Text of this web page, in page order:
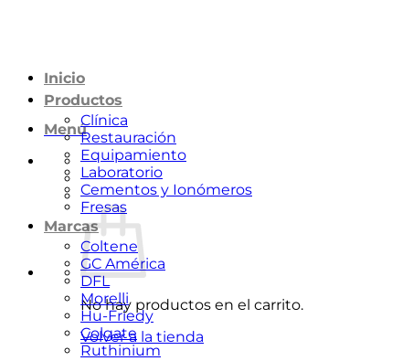
Menú
No hay productos en el carrito.
Volver a la tienda
Inicio
Productos
Clínica
Restauración
Equipamiento
Laboratorio
Cementos y Ionómeros
Fresas
Marcas
Coltene
GC América
DFL
Morelli
Hu-Friedy
Colgate
Ruthinium